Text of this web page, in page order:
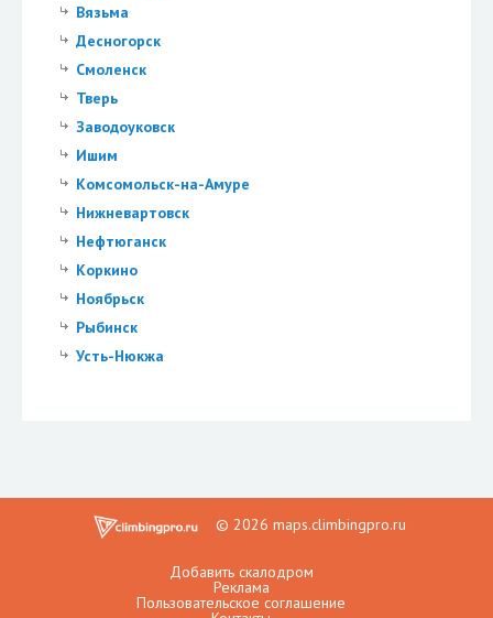
Вязьма
Десногорск
Смоленск
Тверь
Заводоуковск
Ишим
Комсомольск-на-Амуре
Нижневартовск
Нефтюганск
Коркино
Ноябрьск
Рыбинск
Усть-Нюкжа
© 2026 maps.climbingpro.ru
Добавить скалодром
Реклама
Пользовательское соглашение